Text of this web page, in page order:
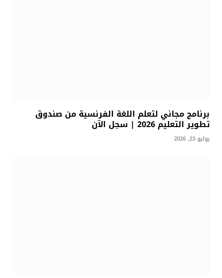
برنامج مجاني لتعلم اللغة الفرنسية من صندوق
تطوير التعليم 2026 | سجل الآن
يوليو 23, 2026